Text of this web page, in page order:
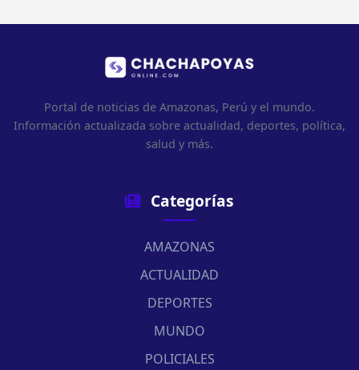
Portal de noticias de Amazonas, Perú y el mundo.
Información actualizada sobre actualidad, deportes, política,
salud y más.
Categorías
AMAZONAS
ACTUALIDAD
DEPORTES
MUNDO
POLICIALES